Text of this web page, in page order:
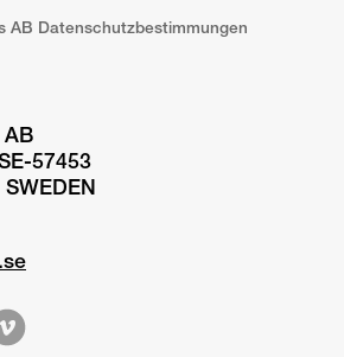
AB Datenschutzbestimmungen
AB
57453